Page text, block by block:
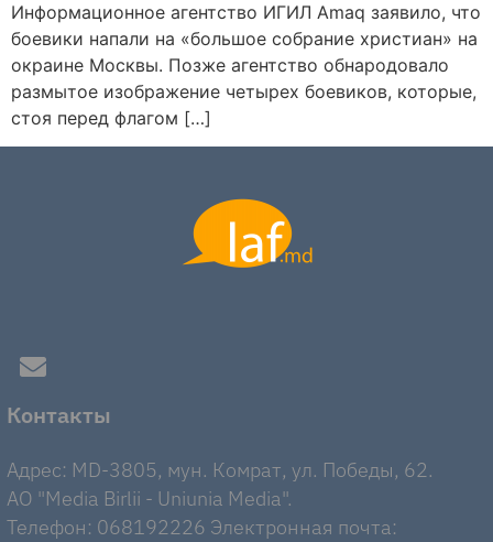
Информационное агентство ИГИЛ Amaq заявило, что
боевики напали на «большое собрание христиан» на
окраине Москвы. Позже агентство обнародовало
размытое изображение четырех боевиков, которые,
стоя перед флагом […]
Контакты
Адрес: MD-3805, мун. Комрат, ул. Победы, 62.
AO "Media Birlii - Uniunia Media".
Телефон: 068192226 Электронная почта: